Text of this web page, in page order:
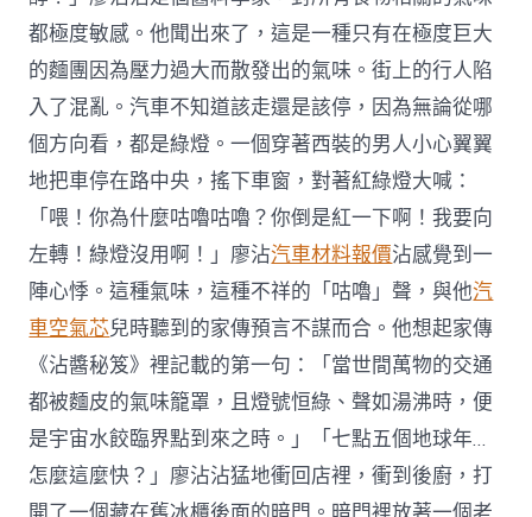
都極度敏感。他聞出來了，這是一種只有在極度巨大
的麵團因為壓力過大而散發出的氣味。街上的行人陷
入了混亂。汽車不知道該走還是該停，因為無論從哪
個方向看，都是綠燈。一個穿著西裝的男人小心翼翼
地把車停在路中央，搖下車窗，對著紅綠燈大喊：
「喂！你為什麼咕嚕咕嚕？你倒是紅一下啊！我要向
左轉！綠燈沒用啊！」廖沾汽車材料報價沾感覺到一
陣心悸。這種氣味，這種不祥的「咕嚕」聲，與他汽
車空氣芯兒時聽到的家傳預言不謀而合。他想起家傳
《沾醬秘笈》裡記載的第一句：「當世間萬物的交通
都被麵皮的氣味籠罩，且燈號恒綠、聲如湯沸時，便
是宇宙水餃臨界點到來之時。」「七點五個地球年…
怎麼這麼快？」廖沾沾猛地衝回店裡，衝到後廚，打